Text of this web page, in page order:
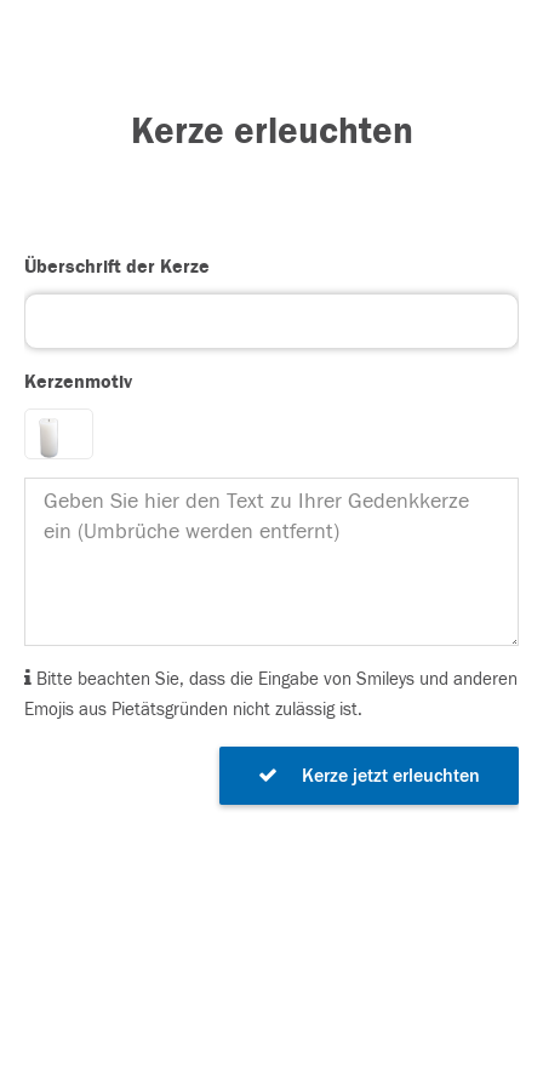
Kerze erleuchten
Überschrift der Kerze
Kerzenmotiv
Bitte beachten Sie, dass die Eingabe von Smileys und anderen
Emojis aus Pietätsgründen nicht zulässig ist.
Kerze jetzt erleuchten